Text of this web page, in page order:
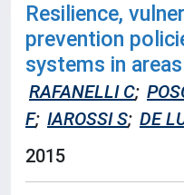
Resilience,
prevention
systems in
RAFANELLI C;
F; IAROSSI S; DE
2015